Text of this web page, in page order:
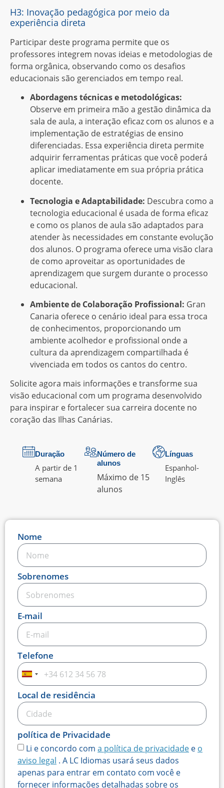
H3: Inovação pedagógica por meio da
experiência direta
Participar deste programa permite que os
professores integrem novas ideias e metodologias de
forma orgânica, observando como os desafios
educacionais são gerenciados em tempo real.
Abordagens técnicas e metodológicas:
Observe em primeira mão a gestão dinâmica da
sala de aula, a interação eficaz com os alunos e a
implementação de estratégias de ensino
diferenciadas. Essa experiência direta permite
adquirir ferramentas práticas que você poderá
aplicar imediatamente em sua própria prática
docente.
Tecnologia e Adaptabilidade: Descubra como a
tecnologia educacional é usada de forma eficaz
e como os planos de aula são adaptados para
atender às necessidades em constante evolução
dos alunos. O programa oferece uma visão clara
de como aproveitar as oportunidades de
aprendizagem que surgem durante o processo
educacional.
Ambiente de Colaboração Profissional: Gran
Canaria oferece o cenário ideal para essa troca
de conhecimentos, proporcionando um
ambiente acolhedor e profissional onde a
cultura da aprendizagem compartilhada é
vivenciada em todos os cantos do centro.
Solicite agora mais informações e transforme sua
visão educacional com um programa desenvolvido
para inspirar e fortalecer sua carreira docente no
coração das Ilhas Canárias.
Duração
A partir de 1
semana
Número de
alunos
Máximo de 15
alunos
Línguas
Espanhol-
Inglês
Nome
Sobrenomes
E-mail
Telefone
Espanha
+34
Local de residência
política de Privacidade
Li e concordo com a política de privacidade e o
aviso legal . A LC Idiomas usará seus dados
apenas para entrar em contato com você e
fornecer informações detalhadas sobre os